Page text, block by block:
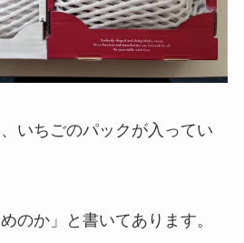
いちごのパックが入ってい
のか」と書いてあります。